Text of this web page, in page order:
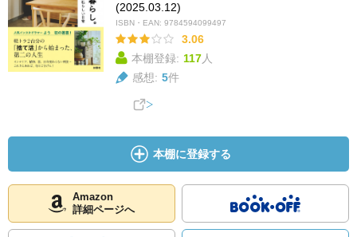
(2025.03.12)
ISBN・EAN: 9784594099497
3.06
本棚登録: 117人
感想: 5件
本棚に登録する
Amazon
詳細ページへ